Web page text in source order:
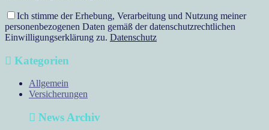
Ich stimme der Erhebung, Verarbeitung und Nutzung meiner
personenbezogenen Daten gemäß der datenschutzrechtlichen
Einwilligungserklärung zu. Datenschutz
Kategorien
Allgemein
Versicherungen
News Archiv